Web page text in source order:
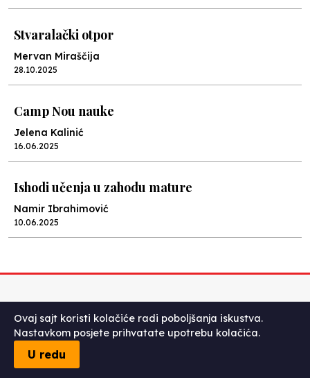
Stvaralački otpor
Mervan Miraščija
28.10.2025
Camp Nou nauke
Jelena Kalinić
16.06.2025
Ishodi učenja u zahodu mature
Namir Ibrahimović
10.06.2025
Reformar’s Coming
Nenad Veličković
NOVOSTI
Ovaj sajt koristi kolačiće radi poboljšanja iskustva.
Nastavkom posjete prihvatate upotrebu kolačića.
U redu